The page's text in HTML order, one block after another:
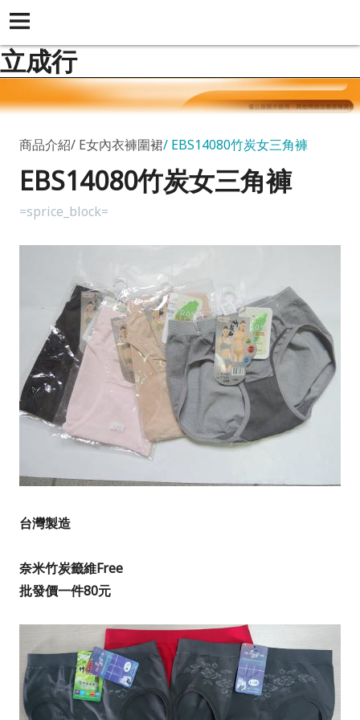
立成行
商品介紹 E女內衣褲圍裙 EBS14080竹炭女三角褲
EBS14080竹炭女三角褲
=sprice_block=
台灣製造
奈米竹炭籤維Free
批發價一件80元